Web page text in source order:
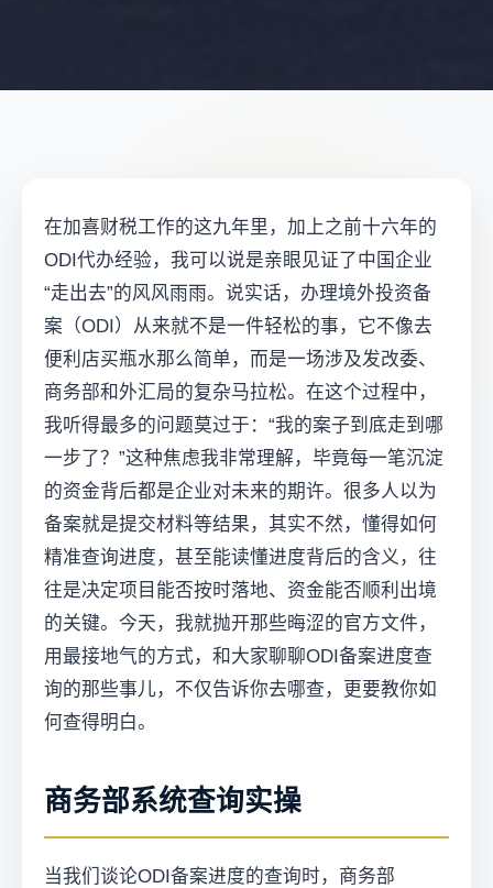
在加喜财税工作的这九年里，加上之前十六年的
ODI代办经验，我可以说是亲眼见证了中国企业
“走出去”的风风雨雨。说实话，办理境外投资备
案（ODI）从来就不是一件轻松的事，它不像去
便利店买瓶水那么简单，而是一场涉及发改委、
商务部和外汇局的复杂马拉松。在这个过程中，
我听得最多的问题莫过于：“我的案子到底走到哪
一步了？”这种焦虑我非常理解，毕竟每一笔沉淀
的资金背后都是企业对未来的期许。很多人以为
备案就是提交材料等结果，其实不然，懂得如何
精准查询进度，甚至能读懂进度背后的含义，往
往是决定项目能否按时落地、资金能否顺利出境
的关键。今天，我就抛开那些晦涩的官方文件，
用最接地气的方式，和大家聊聊ODI备案进度查
询的那些事儿，不仅告诉你去哪查，更要教你如
何查得明白。
商务部系统查询实操
当我们谈论ODI备案进度的查询时，商务部